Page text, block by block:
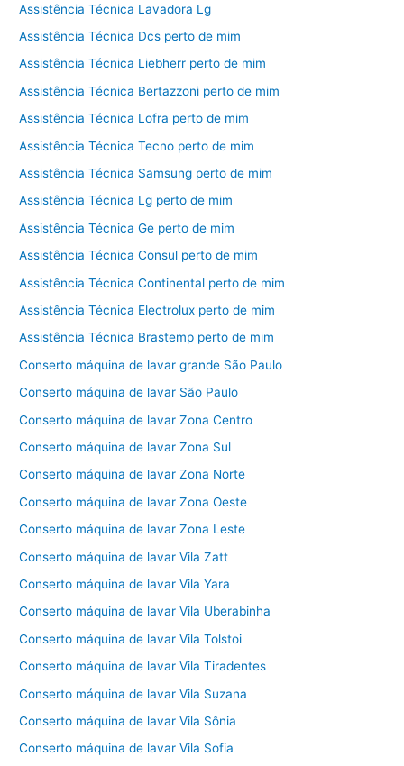
Assistência Técnica Lavadora Lg
Assistência Técnica Dcs perto de mim
Assistência Técnica Liebherr perto de mim
Assistência Técnica Bertazzoni perto de mim
Assistência Técnica Lofra perto de mim
Assistência Técnica Tecno perto de mim
Assistência Técnica Samsung perto de mim
Assistência Técnica Lg perto de mim
Assistência Técnica Ge perto de mim
Assistência Técnica Consul perto de mim
Assistência Técnica Continental perto de mim
Assistência Técnica Electrolux perto de mim
Assistência Técnica Brastemp perto de mim
Conserto máquina de lavar grande São Paulo
Conserto máquina de lavar São Paulo
Conserto máquina de lavar Zona Centro
Conserto máquina de lavar Zona Sul
Conserto máquina de lavar Zona Norte
Conserto máquina de lavar Zona Oeste
Conserto máquina de lavar Zona Leste
Conserto máquina de lavar Vila Zatt
Conserto máquina de lavar Vila Yara
Conserto máquina de lavar Vila Uberabinha
Conserto máquina de lavar Vila Tolstoi
Conserto máquina de lavar Vila Tiradentes
Conserto máquina de lavar Vila Suzana
Conserto máquina de lavar Vila Sônia
Conserto máquina de lavar Vila Sofia